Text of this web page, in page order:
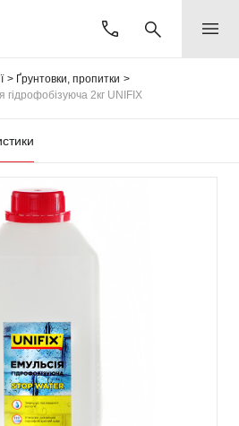
Ґрунтовки, пропитки
гідрофобізуюча 2кг UNIFIX